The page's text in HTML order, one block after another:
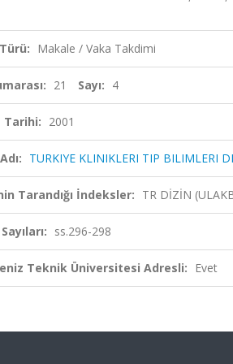
Makale / Vaka Takdimi
21 Sayı: 4
Tarihi: 2001
TURKIYE KLINIKLERI TIP BILIMLERI
Tarandığı İndeksler: TR DİZİN
ss.296-298
Teknik Üniversitesi Adresli: Evet